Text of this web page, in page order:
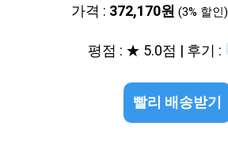
가격 : 372,170원 (3% 할인)
평점 : ★ 5.0점 | 후기 :
빨리 배송받기